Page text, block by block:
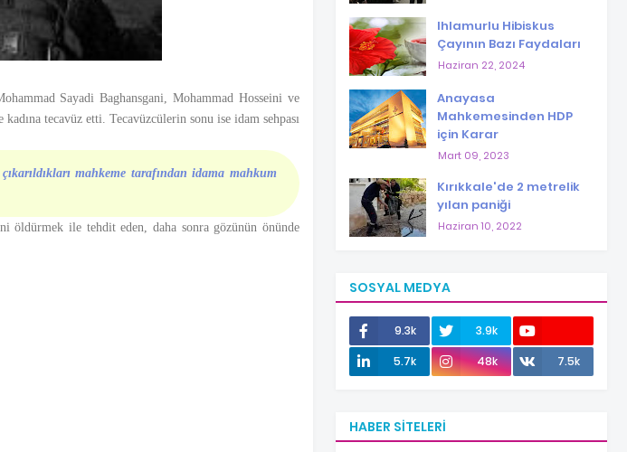
Sayadi Baghansgani, Mohammad Hosseini ve
tecavüz etti. Tecavüzcülerin sonu ise idam sehpası
mahkeme tarafından idama mahkum
öldürmek ile tehdit eden, daha sonra gözünün önünde
Ihlamurlu Hibiskus
Çayının Bazı Faydaları
Haziran 22, 2024
Anayasa
Mahkemesinden HDP
için Karar
Mart 09, 2023
Kırıkkale'de 2 metrelik
yılan paniği
Haziran 10, 2022
SOSYAL MEDYA
9.3k
3.9k
12.0k
5.7k 48k 7.5k
HABER SITELERI